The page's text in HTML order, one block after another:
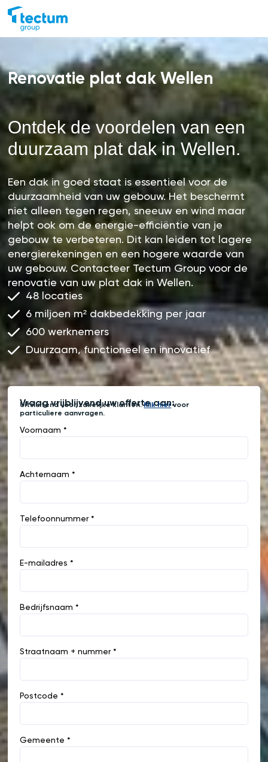
Renovatie plat dak Wellen
Ontdek de voordelen van een
duurzaam plat dak in Wellen.
Een dak in goed staat is essentieel voor de
duurzaamheid van uw gebouw. Het beschermt
niet alleen tegen regen, sneeuw en wind maar
helpt ook om de energie-efficiëntie van je
gebouw te verbeteren. Dit kan leiden tot lagere
energierekeningen en een hogere waarde van
uw gebouw. Contacteer Tectum Group voor de
renovatie van uw plat dak in Wellen.
48 locaties
6 miljoen m² dakbedekking per jaar
600 werknemers
Duurzaam, functioneel en innovatief
Vraag vrijblijvend uw offerte aan:
Uitsluitend voor zakelijke klanten.Klik hiervoor
particuliere aanvragen.
Voornaam *
Achternaam *
Telefoonnummer *
E-mailadres *
Bedrijfsnaam *
Straatnaam + nummer *
Postcode *
Gemeente *